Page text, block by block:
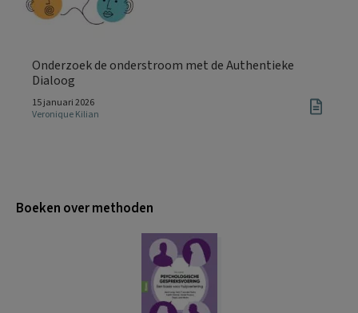
Onderzoek de onderstroom met de Authentieke
Dialoog
15 januari 2026
Veronique Kilian
Boeken over methoden